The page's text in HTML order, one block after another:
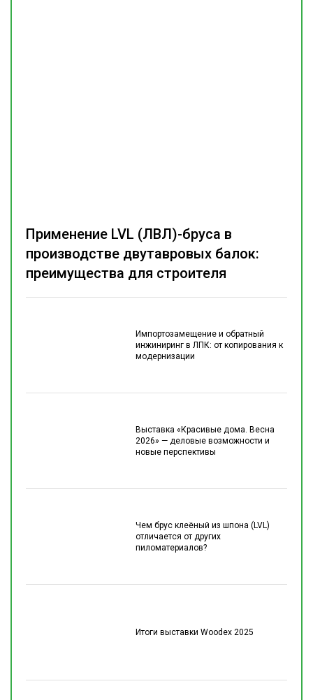
Импортозамещение и обратный
инжиниринг в ЛПК: от копирования к
модернизации
Выставка «Красивые дома. Весна
2026» — деловые возможности и
новые перспективы
Чем брус клеёный из шпона (LVL)
отличается от других
пиломатериалов?
Итоги выставки Woodex 2025
Применение LVL (ЛВЛ)-бруса в
производстве двутавровых балок:
преимущества для строителя